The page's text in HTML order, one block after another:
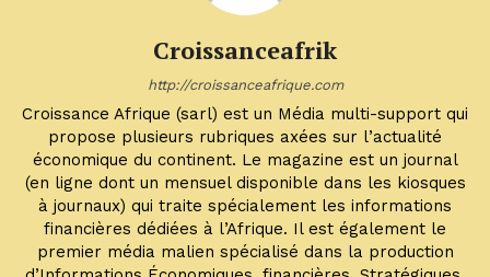
Croissanceafrik
http://croissanceafrique.com
Croissance Afrique (sarl) est un Média multi-support qui
propose plusieurs rubriques axées sur l’actualité
économique du continent. Le magazine est un journal
(en ligne dont un mensuel disponible dans les kiosques
à journaux) qui traite spécialement les informations
financières dédiées à l’Afrique. Il est également le
premier média malien spécialisé dans la production